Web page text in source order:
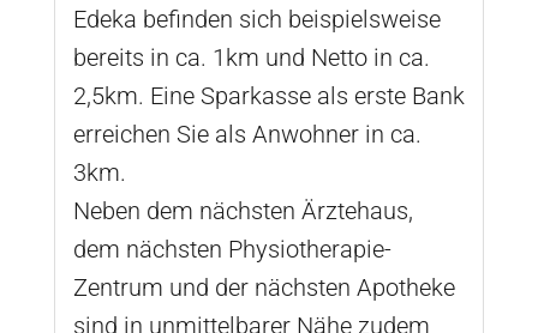
Edeka befinden sich beispielsweise
bereits in ca. 1km und Netto in ca.
2,5km. Eine Sparkasse als erste Bank
erreichen Sie als Anwohner in ca.
3km.
Neben dem nächsten Ärztehaus,
dem nächsten Physiotherapie-
Zentrum und der nächsten Apotheke
sind in unmittelbarer Nähe zudem